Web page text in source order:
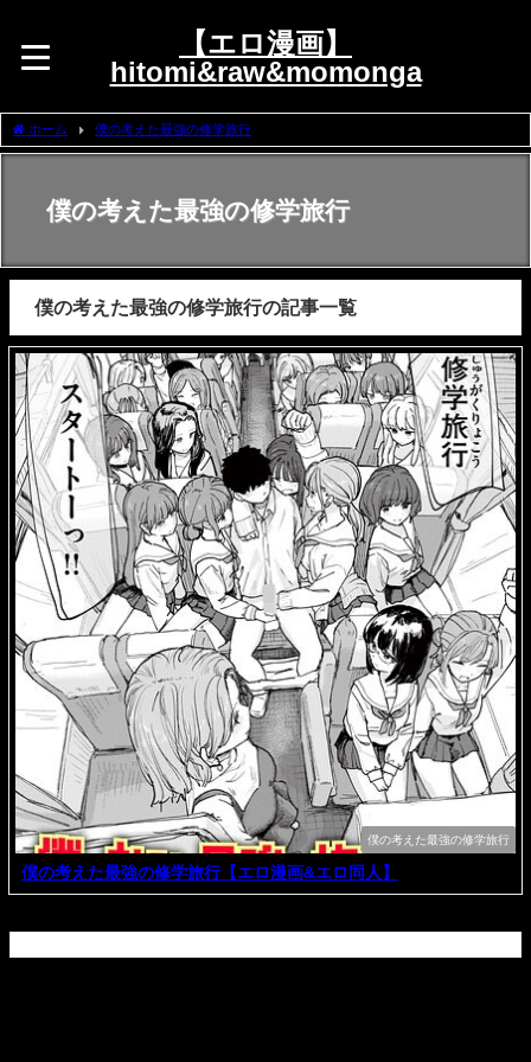
【エロ漫画】
hitomi&raw&momonga
ホーム 僕の考えた最強の修学旅行
僕の考えた最強の修学旅行
僕の考えた最強の修学旅行の記事一覧
僕の考えた最強の修学旅行
僕の考えた最強の修学旅行【エロ漫画&エロ同人】